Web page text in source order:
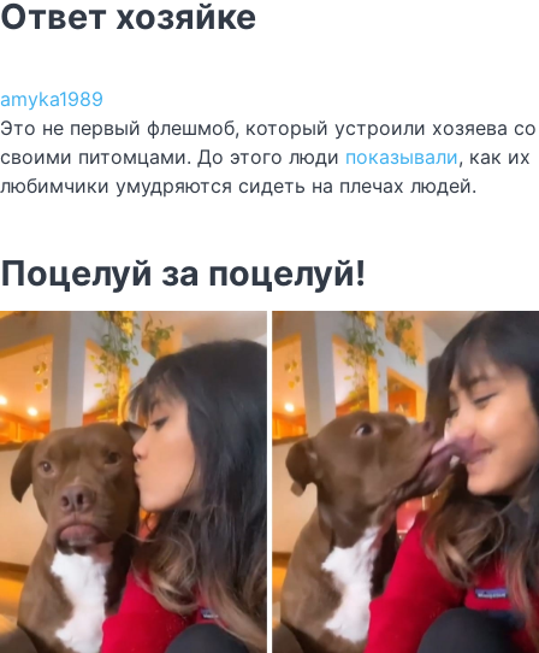
Ответ хозяйке
amyka1989
Это не первый флешмоб, который устроили хозяева со
своими питомцами. До этого люди показывали, как их
любимчики умудряются сидеть на плечах людей.
Поцелуй за поцелуй!